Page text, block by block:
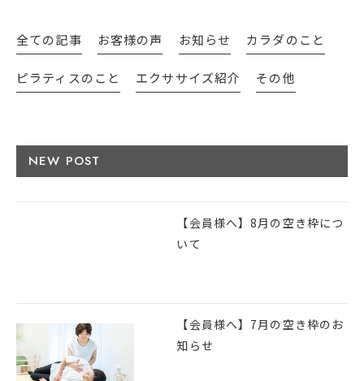
全ての記事 お客様の声 お知らせ カラダのこと
ピラティスのこと エクササイズ紹介 その他
NEW POST
【会員様へ】8月の空き枠につ
いて
【会員様へ】7月の空き枠のお
知らせ